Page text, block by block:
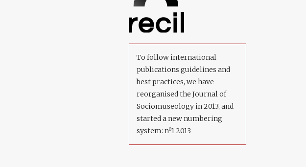
To follow international
publications guidelines and
best practices, we have
reorganised the Journal of
Sociomuseology in 2013, and
started a new numbering
system: nº1-2013